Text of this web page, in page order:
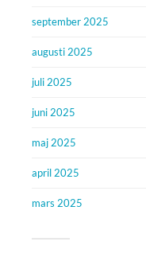
september 2025
augusti 2025
juli 2025
juni 2025
maj 2025
april 2025
mars 2025